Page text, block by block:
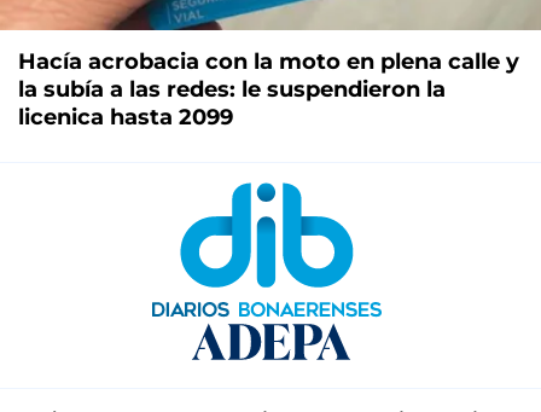
Hacía acrobacia con la moto en plena calle y
la subía a las redes: le suspendieron la
licenica hasta 2099